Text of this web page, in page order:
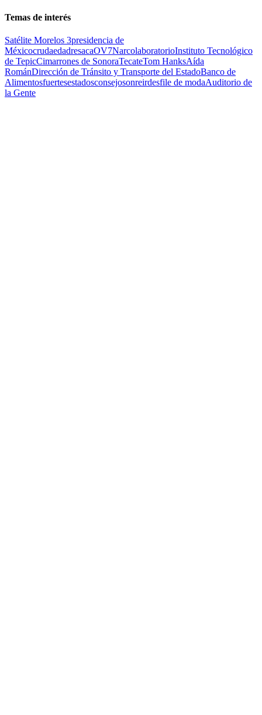
Temas de interés
Satélite Morelos 3presidencia de
MéxicocrudaedadresacaOV7NarcolaboratorioInstituto Tecnológico
de TepicCimarrones de SonoraTecateTom HanksAída
RománDirección de Tránsito y Transporte del EstadoBanco de
Alimentosfuertesestadosconsejosonreirdesfile de modaAuditorio de
la Gente